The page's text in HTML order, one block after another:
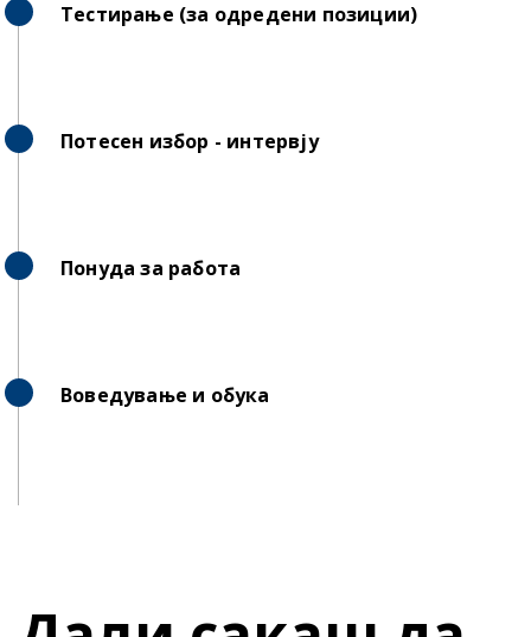
Тестирање (за одредени позиции)
Потесен избор - интервју
Понуда за работа
Воведување и обука